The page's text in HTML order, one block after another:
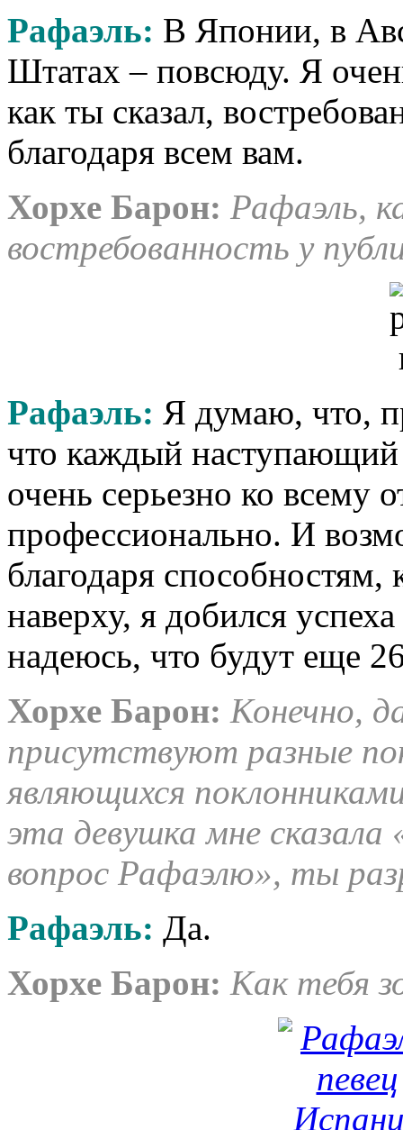
Рафаэль: В Японии, в
Штатах – повсюду. Я
как ты сказал,
благодаря всем вам.
Хорхе Барон: Рафаэль,
востребованность у
Рафаэль: Я думаю, что,
что каждый
очень серьезно ко всему
профессионально. И
благодаря
наверху, я добился
надеюсь, что будут еще
Хорхе Барон: Конечно,
присутствуют разные
являющихся
эта девушка мне сказала
вопрос Рафаэлю», ты
Рафаэль: Да.
Хорхе Барон: Как тебя